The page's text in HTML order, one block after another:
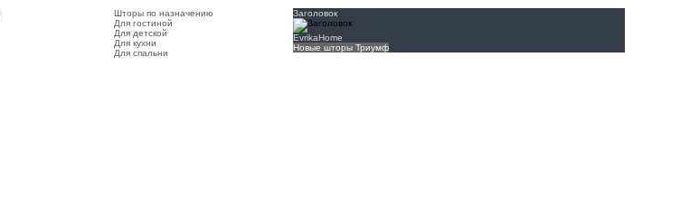
Шторы по назначению
Для гостиной
Для детской
Для кухни
Для спальни
Заголовок
EvrikaHome
Новые шторы Триумф